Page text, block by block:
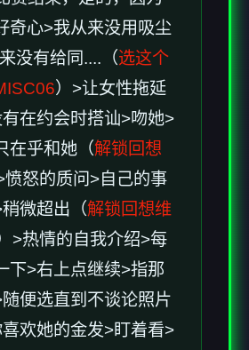
奇心>我从来没用吸尘
没有给同....（选这个
）>让女性拖延
在约会时搭讪>吻她>
在乎和她（解锁回想
愤怒的质问>自己的事
微超出（解锁回想维
>热情的自我介绍>每
下>右上点继续>指那
便选直到不谈论照片
欢她的金发>盯着看>